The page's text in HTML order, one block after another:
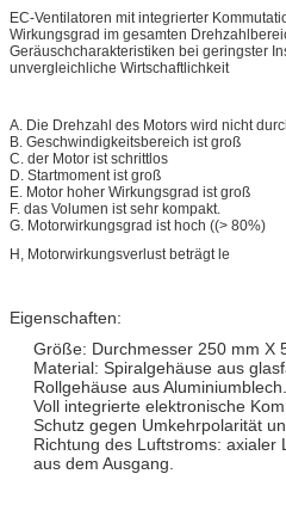
EC-Ventilatoren mit integrierter
Wirkungsgrad im gesamten
Geräuschcharakteristiken bei geringster
unvergleichliche Wirtschaftlichkeit
A. Die Drehzahl des Motors wird nicht
B. Geschwindigkeitsbereich ist groß
C. der Motor ist schrittlos
D. Startmoment ist groß
E. Motor hoher Wirkungsgrad ist groß
F. das Volumen ist sehr kompakt.
G. Motorwirkungsgrad ist hoch ((> 80%)
H, Motorwirkungsverlust beträgt le
Eigenschaften:
Größe: Durchmesser 250 mm X
Material: Spiralgehäuse aus
Rollgehäuse aus Aluminiumblech.
Voll integrierte elektronische
Schutz gegen Umkehrpolarität
Richtung des Luftstroms: axialer
aus dem Ausgang.